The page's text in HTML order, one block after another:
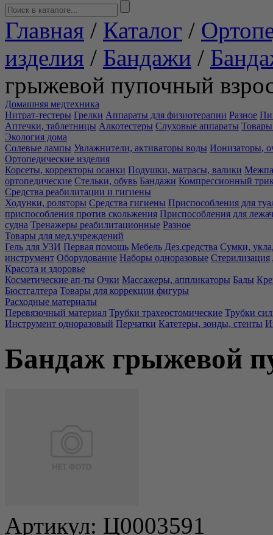
Главная / Каталог /
изделия / Бандажи /
грыжевой пупочный
Домашняя медтехника
Нитрат-тестеры Грелки Аппараты для физиотерапии Разное
Аптечки, таблетницы Алкотестеры Слуховые аппараты Товары
Экология дома
Солевые лампы Увлажнители, активаторы воды Ионизаторы,
Ортопедические изделия
Корсеты, корректоры осанки Подушки, матрасы, валики
ортопедические Стельки, обувь Бандажи Компрессионный
Средства реабилитации и гигиены
Ходунки, роляторы Средства гигиены Приспособления для
приспособления против скольжения Приспособления для
судна Тренажеры реабилитационные Разное
Товары для мед.учреждений
Гель для УЗИ Первая помощь Мебель Дез.средства Сумки,
инструмент Оборудование Наборы одноразовые Стерилизация
Красота и здоровье
Косметические ап-ты Очки Массажеры, аппликаторы Бады
Бюстгалтера Товары для коррекции фигуры
Расходные материалы
Перевязочный материал Трубки трахеостомические Трубки
Инструмент одноразовый Перчатки Катетеры, зонды, стенты
Бандаж грыжевой
Артикул: Ц0003591